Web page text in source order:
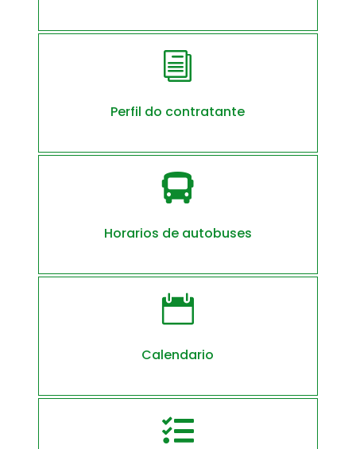
i
Perfil do contratante

Horarios de autobuses

Calendario
